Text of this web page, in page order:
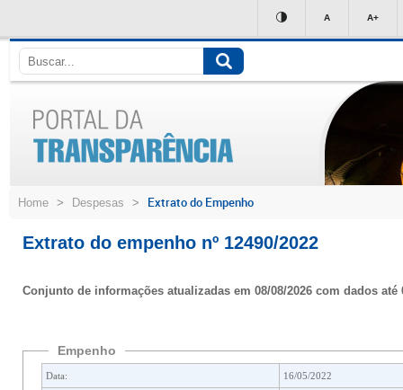
conteúdo
A A+
Home > Despesas > Extrato do Empenho
Extrato do empenho nº 12490/2022
Conjunto de informações atualizadas em 08/08/2026 com dados até
Empenho
Data: 16/05/2022